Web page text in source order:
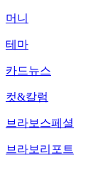
머니
테마
카드뉴스
컷&칼럼
브라보스페셜
브라보리포트